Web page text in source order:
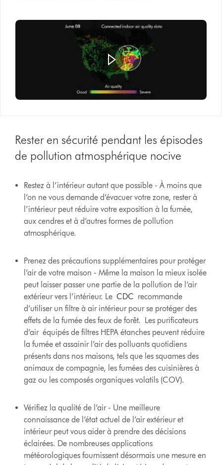
Rester en sécurité pendant les épisodes
de pollution atmosphérique nocive
Restez à l’intérieur autant que possible - À moins que
l’on ne vous demande d’évacuer votre zone, rester à
l’intérieur peut réduire votre exposition à la fumée,
aux cendres et à d’autres formes de pollution
atmosphérique.
Prenez des précautions supplémentaires pour protéger
l’air de votre maison - Même la maison la mieux isolée
peut laisser passer une partie de la pollution de l’air
extérieur vers l’intérieur. LeCDC recommande
d’utiliser un filtre à air intérieur pour se protéger des
effets de la fumée des feux de forêt. Les purificateurs
d’air équipés de filtres HEPA étanches peuvent réduire
la fumée et assainir l’air des polluants quotidiens
présents dans nos maisons, tels que les squames des
animaux de compagnie, les fumées des cuisinières à
gaz ou les composés organiques volatils (COV).
Vérifiez la qualité de l’air - Une meilleure
connaissance de l’état actuel de l’air extérieur et
intérieur peut vous aider à prendre des décisions
éclairées. De nombreuses applications
météorologiques fournissent désormais une mesure en